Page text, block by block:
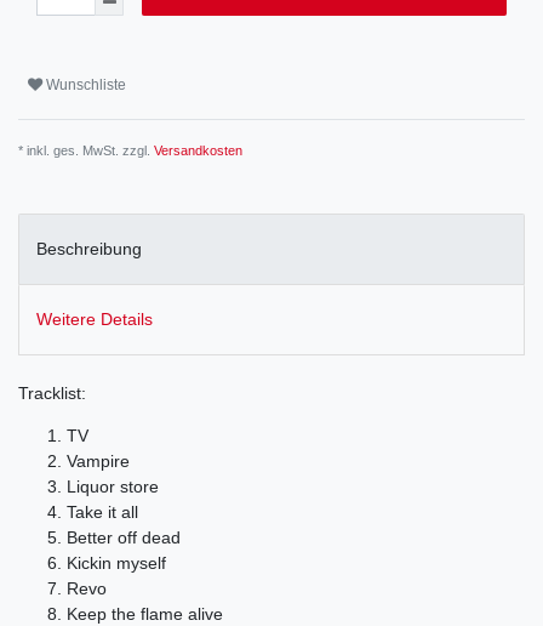
Wunschliste
* inkl. ges. MwSt. zzgl. Versandkosten
Beschreibung
Weitere Details
Tracklist:
TV
Vampire
Liquor store
Take it all
Better off dead
Kickin myself
Revo
Keep the flame alive